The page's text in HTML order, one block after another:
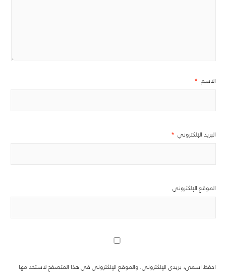
الاسم *
البريد الإلكتروني *
الموقع الإلكتروني
احفظ اسمي، بريدي الإلكتروني، والموقع الإلكتروني في هذا المتصفح لاستخدامها